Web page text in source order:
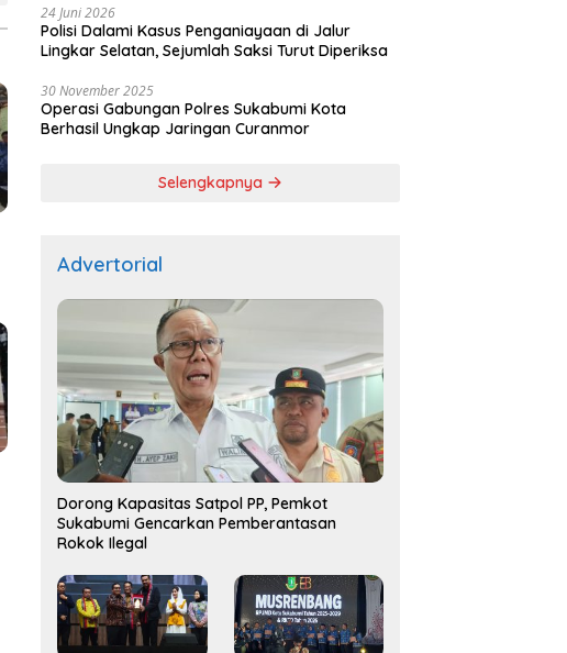
24 Juni 2026
Polisi Dalami Kasus Penganiayaan di Jalur
Lingkar Selatan, Sejumlah Saksi Turut Diperiksa
30 November 2025
Operasi Gabungan Polres Sukabumi Kota
Berhasil Ungkap Jaringan Curanmor
Selengkapnya
Advertorial
Dorong Kapasitas Satpol PP, Pemkot
Sukabumi Gencarkan Pemberantasan
Rokok Ilegal